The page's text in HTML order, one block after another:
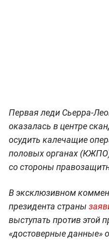
Первая леди Сьерра-
оказалась в центре
осудить калечащие
половых органах
со стороны
В эксклюзивном
президента страны
выступать против этой
«достоверные данные»